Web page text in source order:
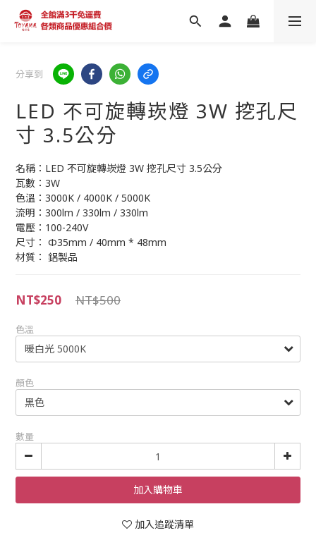
分享到
LED 不可旋轉崁燈 3W 挖孔尺
寸 3.5公分
名稱：LED 不可旋轉崁燈 3W 挖孔尺寸 3.5公分
瓦數：3W
色溫：3000K / 4000K / 5000K
流明：300lm / 330lm / 330lm
電壓：100-240V
尺寸： Φ35mm / 40mm * 48mm
材質： 鋁製品
NT$500
NT$250
色溫
顏色
數量
加入購物車
加入追蹤清單